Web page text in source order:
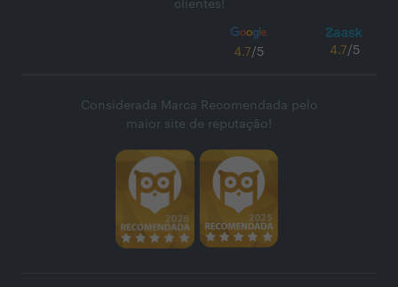
clientes!
4.7/5 4.7/5
Considerada Marca Recomendada pelo
maior site de reputação!